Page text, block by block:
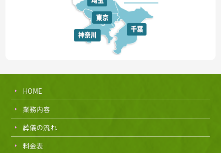
HOME
業務内容
葬儀の流れ
料金表